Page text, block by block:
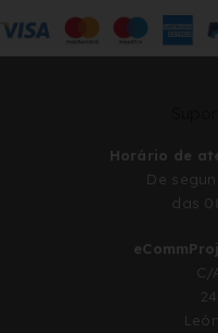
Horário de
De
das
C/